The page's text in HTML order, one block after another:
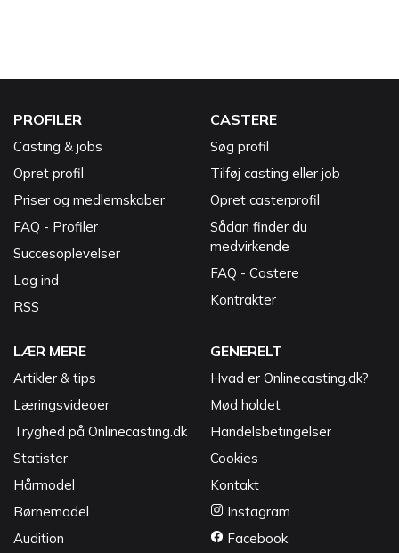
PROFILER
Casting & jobs
Opret profil
Priser og medlemskaber
FAQ - Profiler
Succesoplevelser
Log ind
RSS
CASTERE
Søg profil
Tilføj casting eller job
Opret casterprofil
Sådan finder du
medvirkende
FAQ - Castere
Kontrakter
LÆR MERE
Artikler & tips
Læringsvideoer
Tryghed på Onlinecasting.dk
Statister
Hårmodel
Børnemodel
Audition
GENERELT
Hvad er Onlinecasting.dk?
Mød holdet
Handelsbetingelser
Cookies
Kontakt
Instagram
Facebook